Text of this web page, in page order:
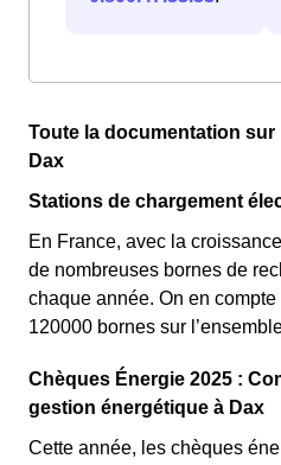
Toute la documentation sur
Dax
Stations de chargement
En France, avec la
de nombreuses bornes de
chaque année. On en
120000 bornes sur
Chèques Énergie 2025 :
gestion énergétique à Dax
Cette année, les chèques